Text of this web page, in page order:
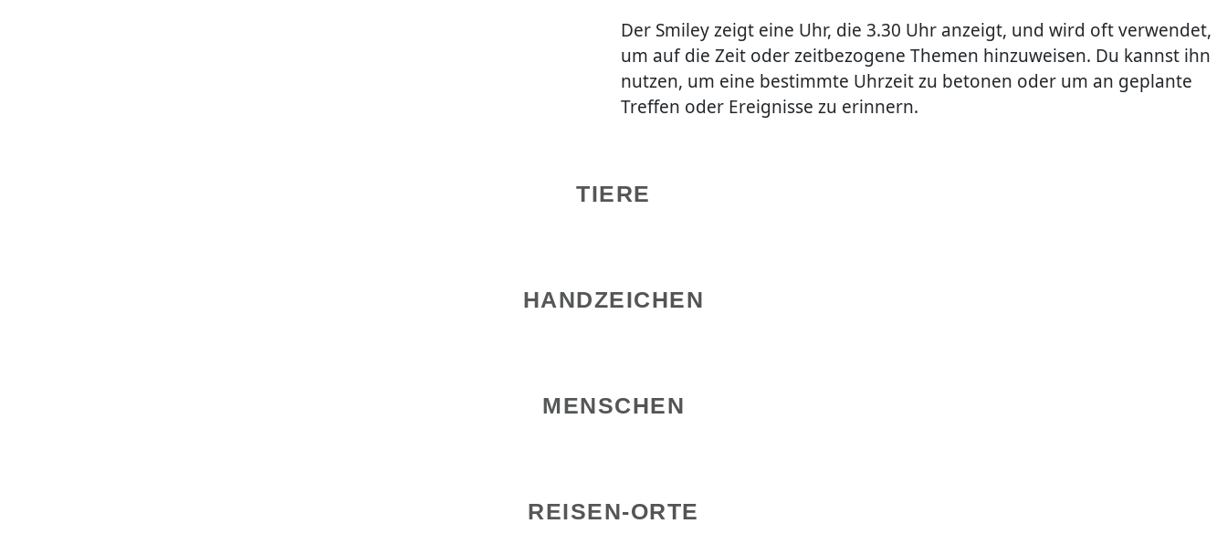
Der Smiley zeigt eine Uhr, die 3.30 Uhr anzeigt, und wird oft verwendet,
um auf die Zeit oder zeitbezogene Themen hinzuweisen. Du kannst ihn
nutzen, um eine bestimmte Uhrzeit zu betonen oder um an geplante
Treffen oder Ereignisse zu erinnern.
TIERE
HANDZEICHEN
MENSCHEN
REISEN-ORTE